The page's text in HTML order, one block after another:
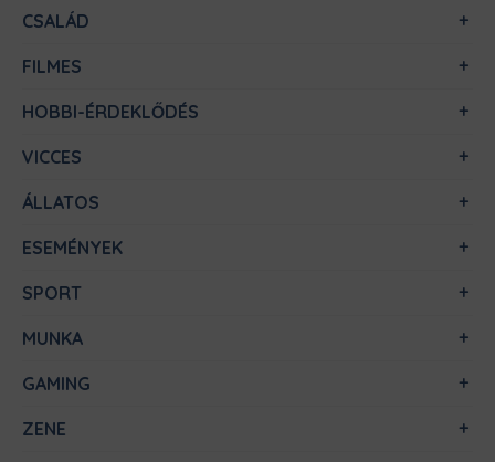
CSALÁD
FILMES
HOBBI-ÉRDEKLŐDÉS
VICCES
ÁLLATOS
ESEMÉNYEK
SPORT
MUNKA
GAMING
ZENE